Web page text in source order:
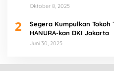
Oktober 8, 2025
2
Segera Kumpulkan Tokoh
HANURA-kan DKI Jakarta
Juni 30, 2025